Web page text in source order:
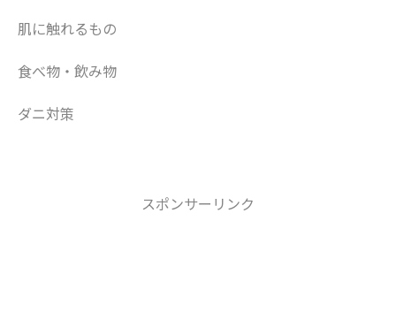
肌に触れるもの
食べ物・飲み物
ダニ対策
スポンサーリンク